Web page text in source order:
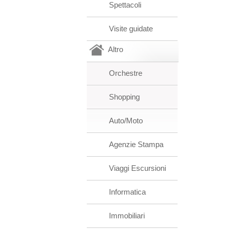
Spettacoli
Visite guidate
Altro
Orchestre
Shopping
Auto/Moto
Agenzie Stampa
Viaggi Escursioni
Informatica
Immobiliari